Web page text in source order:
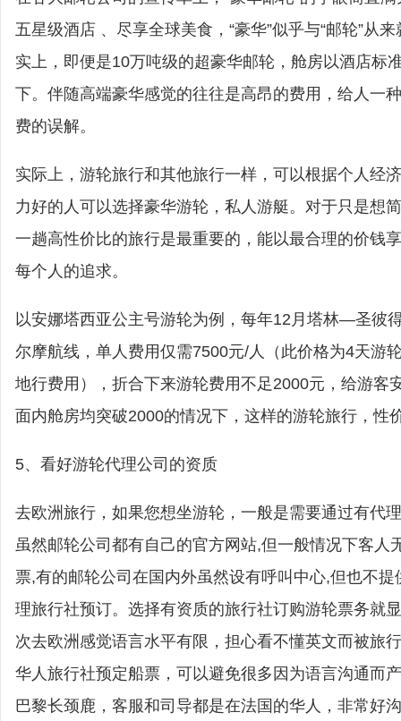
五星级酒店 、尽享全球美食，“豪华”似乎与“邮轮”从
实上，即便是10万吨级的超豪华邮轮，舱房以酒店标
下。伴随高端豪华感觉的往往是高昂的费用，给人一
费的误解。
实际上，游轮旅行和其他旅行一样，可以根据个人经
力好的人可以选择豪华游轮，私人游艇。对于只是想
一趟高性价比的旅行是最重要的，能以最合理的价钱
每个人的追求。
以安娜塔西亚公主号游轮为例，每年12月塔林—圣
尔摩航线，单人费用仅需7500元/人（此价格为4天游
地行费用），折合下来游轮费用不足2000元，给游客
面内舱房均突破2000的情况下，这样的游轮旅行，性
5、看好游轮代理公司的资质
去欧洲旅行，如果您想坐游轮，一般是需要通过有代
虽然邮轮公司都有自己的官方网站,但一般情况下客人
票,有的邮轮公司在国内外虽然设有呼叫中心,但也不
理旅行社预订。选择有资质的旅行社订购游轮票务就
次去欧洲感觉语言水平有限，担心看不懂英文而被旅
华人旅行社预定船票，可以避免很多因为语言沟通而
巴黎长颈鹿，客服和司导都是在法国的华人，非常好